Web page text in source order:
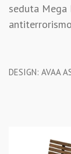
seduta Mega
DESIGN: AVAA